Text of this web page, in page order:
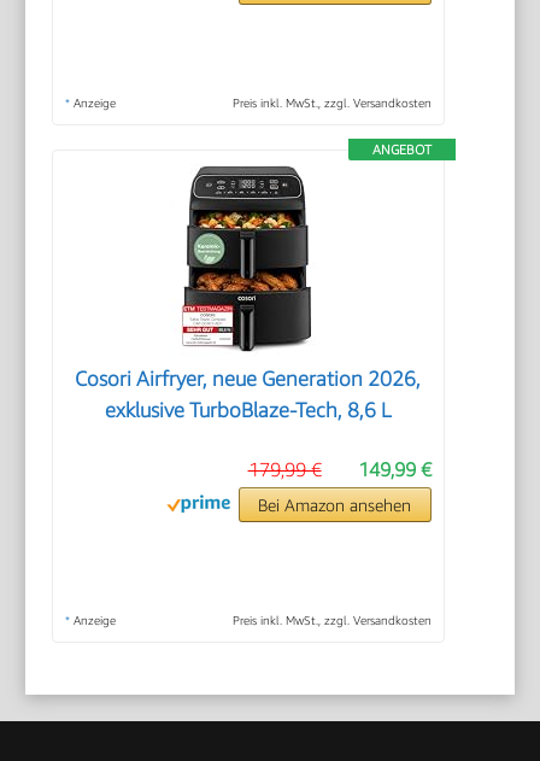
* Anzeige Preis inkl. MwSt., zzgl. Versandkosten
ANGEBOT
Cosori Airfryer, neue Generation 2026,
exklusive TurboBlaze-Tech, 8,6 L
149,99 €
179,99 €
Bei Amazon ansehen
* Anzeige Preis inkl. MwSt., zzgl. Versandkosten